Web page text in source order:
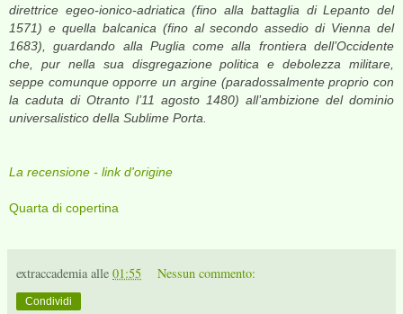
direttrice egeo-ionico-adriatica (fino alla battaglia di Lepanto del
1571) e quella balcanica (fino al secondo assedio di Vienna del
1683), guardando alla Puglia come alla frontiera dell’Occidente
che, pur nella sua disgregazione politica e debolezza militare,
seppe comunque opporre un argine (paradossalmente proprio con
la caduta di Otranto l’11 agosto 1480) all’ambizione del dominio
universalistico della Sublime Porta.
La recensione - link d'origine
Quarta di copertina
extraccademia alle 01:55 Nessun commento:
Condividi